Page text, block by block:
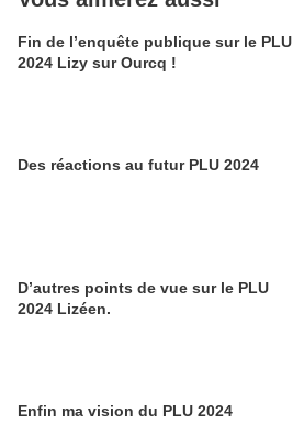
Fin de l’enquête publique sur le PLU
2024 Lizy sur Ourcq !
Des réactions au futur PLU 2024
D’autres points de vue sur le PLU
2024 Lizéen.
Enfin ma vision du PLU 2024